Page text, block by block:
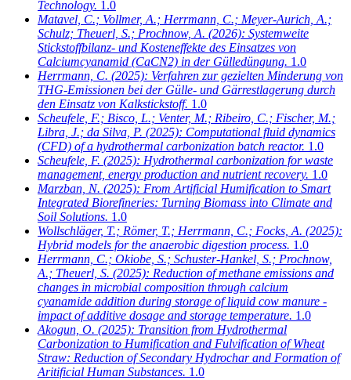
Technology. 1.0
Matavel, C.; Vollmer, A.; Herrmann, C.; Meyer-Aurich, A.;
Schulz; Theuerl, S.; Prochnow, A. (2026): Systemweite
Stickstoffbilanz- und Kosteneffekte des Einsatzes von
Calciumcyanamid (CaCN2) in der Gülledüngung. 1.0
Herrmann, C. (2025): Verfahren zur gezielten Minderung von
THG-Emissionen bei der Gülle- und Gärrestlagerung durch
den Einsatz von Kalkstickstoff. 1.0
Scheufele, F.; Bisco, L.; Venter, M.; Ribeiro, C.; Fischer, M.;
Libra, J.; da Silva, P. (2025): Computational fluid dynamics
(CFD) of a hydrothermal carbonization batch reactor. 1.0
Scheufele, F. (2025): Hydrothermal carbonization for waste
management, energy production and nutrient recovery. 1.0
Marzban, N. (2025): From Artificial Humification to Smart
Integrated Biorefineries: Turning Biomass into Climate and
Soil Solutions. 1.0
Wollschläger, T.; Römer, T.; Herrmann, C.; Focks, A. (2025):
Hybrid models for the anaerobic digestion process. 1.0
Herrmann, C.; Okiobe, S.; Schuster-Hankel, S.; Prochnow,
A.; Theuerl, S. (2025): Reduction of methane emissions and
changes in microbial composition through calcium
cyanamide addition during storage of liquid cow manure -
impact of additive dosage and storage temperature. 1.0
Akogun, O. (2025): Transition from Hydrothermal
Carbonization to Humification and Fulvification of Wheat
Straw: Reduction of Secondary Hydrochar and Formation of
Aritificial Human Substances. 1.0